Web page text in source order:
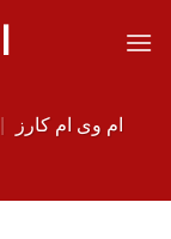
ام وی ام کارز